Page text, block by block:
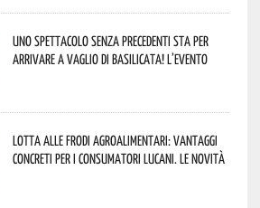
Uno spettacolo senza precedenti sta per
arrivare a Vaglio di Basilicata! L’evento
Lotta alle frodi agroalimentari: vantaggi
concreti per i consumatori lucani. Le novità